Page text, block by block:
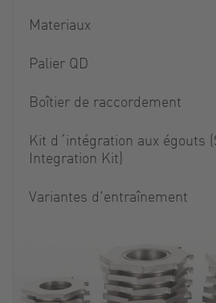
Materiaux
Palier QD
Boîtier de raccordement
Kit d´intégration aux égouts
Integration Kit)
Variantes d'entraînement